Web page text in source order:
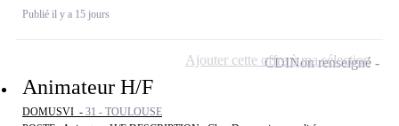
Publié il y a 15 jours
Animateur H/F
DOMUSVI - 31 - TOULOUSE
CDINon renseigné
Ajouter cette offre à ma sélection